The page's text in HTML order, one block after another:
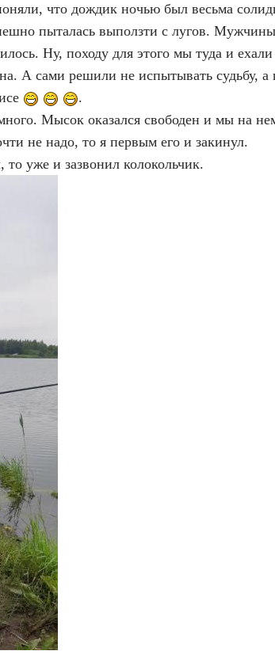
что дождик ночью был весьма
пыталась выползти с лугов.
Ну, походу для этого мы туда и
А сами решили не испытывать судьбу, а
.
Мысок оказался свободен и мы на
не надо, то я первым его и закинул.
то уже и зазвонил колокольчик.